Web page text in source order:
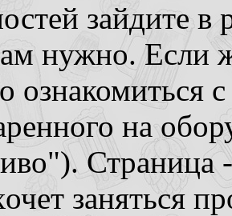
зайдите
нужно. Если
ознакомиться
на
Страница
заняться